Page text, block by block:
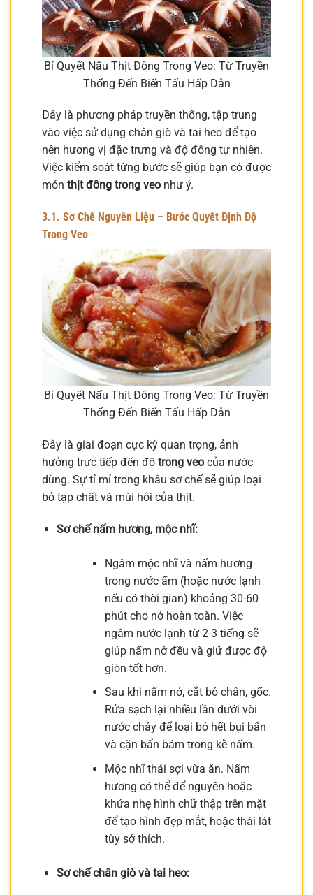
Bí Quyết Nấu Thịt Đông Trong Veo: Từ Truyền
Thống Đến Biến Tấu Hấp Dẫn
Đây là phương pháp truyền thống, tập trung
vào việc sử dụng chân giò và tai heo để tạo
nên hương vị đặc trưng và độ đông tự nhiên.
Việc kiểm soát từng bước sẽ giúp bạn có được
món thịt đông trong veo như ý.
3.1. Sơ Chế Nguyên Liệu – Bước Quyết Định Độ
Trong Veo
Bí Quyết Nấu Thịt Đông Trong Veo: Từ Truyền
Thống Đến Biến Tấu Hấp Dẫn
Đây là giai đoạn cực kỳ quan trọng, ảnh
hưởng trực tiếp đến độ trong veo của nước
dùng. Sự tỉ mỉ trong khâu sơ chế sẽ giúp loại
bỏ tạp chất và mùi hôi của thịt.
Sơ chế nấm hương, mộc nhĩ:
Ngâm mộc nhĩ và nấm hương
trong nước ấm (hoặc nước lạnh
nếu có thời gian) khoảng 30-60
phút cho nở hoàn toàn. Việc
ngâm nước lạnh từ 2-3 tiếng sẽ
giúp nấm nở đều và giữ được độ
giòn tốt hơn.
Sau khi nấm nở, cắt bỏ chân, gốc.
Rửa sạch lại nhiều lần dưới vòi
nước chảy để loại bỏ hết bụi bẩn
và cặn bẩn bám trong kẽ nấm.
Mộc nhĩ thái sợi vừa ăn. Nấm
hương có thể để nguyên hoặc
khứa nhẹ hình chữ thập trên mặt
để tạo hình đẹp mắt, hoặc thái lát
tùy sở thích.
Sơ chế chân giò và tai heo: